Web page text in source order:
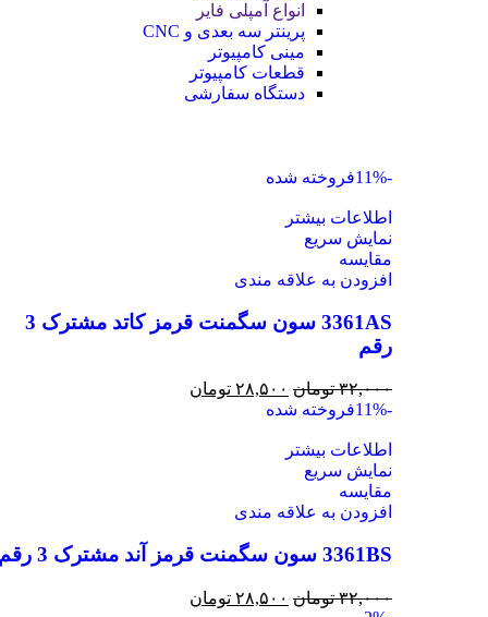
انواع آمپلی فایر
پرینتر سه بعدی و CNC
مینی کامپیوتر
قطعات کامپیوتر
دستگاه سفارشی
-11% فروخته شده
اطلاعات بیشتر
نمایش سریع
مقايسه
افزودن به علاقه مندی
3361AS سون سگمنت قرمز کاتد مشترک 3
رقم
۳۲,۰۰۰ تومان ۲۸,۵۰۰ تومان
-11%
فروخته شده
اطلاعات بیشتر
نمایش سریع
مقايسه
افزودن به علاقه مندی
3361BS سون سگمنت قرمز آند مشترک 3 رقم
۳۲,۰۰۰ تومان ۲۸,۵۰۰ تومان